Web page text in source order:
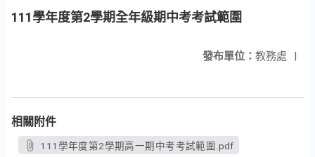
111學年度第2學期全年級期中考考試範圍
發布單位： 教務處 |
相關附件
111學年度第2學期高一期中考考試範圍.pdf